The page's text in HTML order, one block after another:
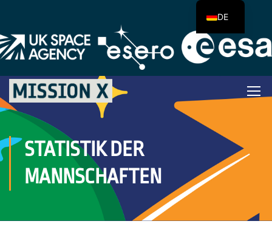
STATISTIK DER
MANNSCHAFTEN
DE